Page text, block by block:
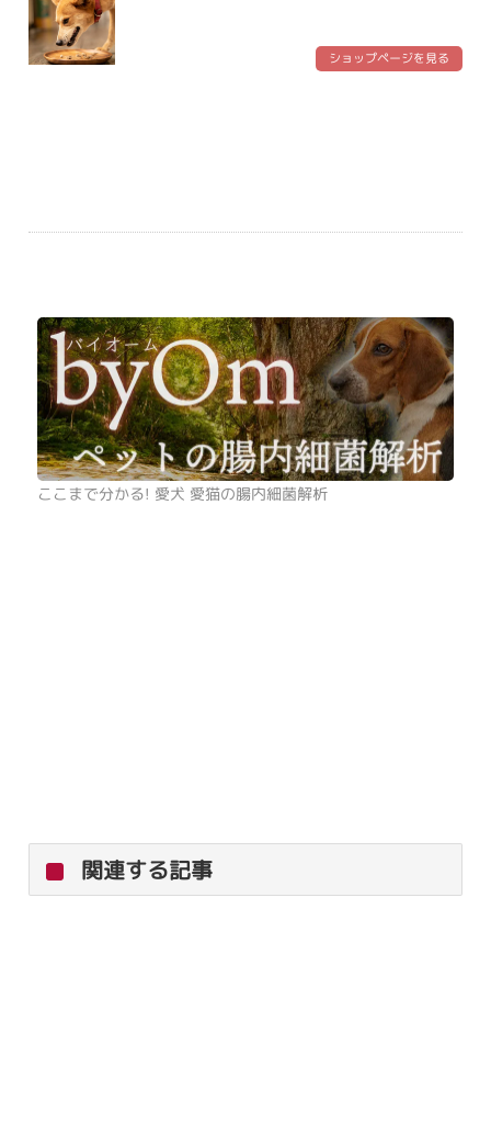
ショップページを見る
ここまで分かる! 愛犬 愛猫の腸内細菌解析
関連する記事